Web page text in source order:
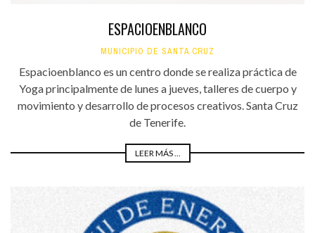
ESPACIOENBLANCO
MUNICIPIO DE SANTA CRUZ
Espacioenblanco es un centro donde se realiza práctica de
Yoga principalmente de lunes a jueves, talleres de cuerpo y
movimiento y desarrollo de procesos creativos. Santa Cruz
de Tenerife.
LEER MÁS ...